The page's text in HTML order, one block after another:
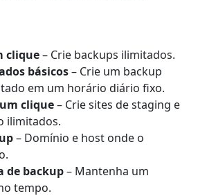
clique– Crie backups ilimitados.
básicos– Crie um backup
em um horário diário fixo.
clique– Crie sites de staging e
ilimitados.
– Domínio e host onde o
de backup– Mantenha um
tempo.